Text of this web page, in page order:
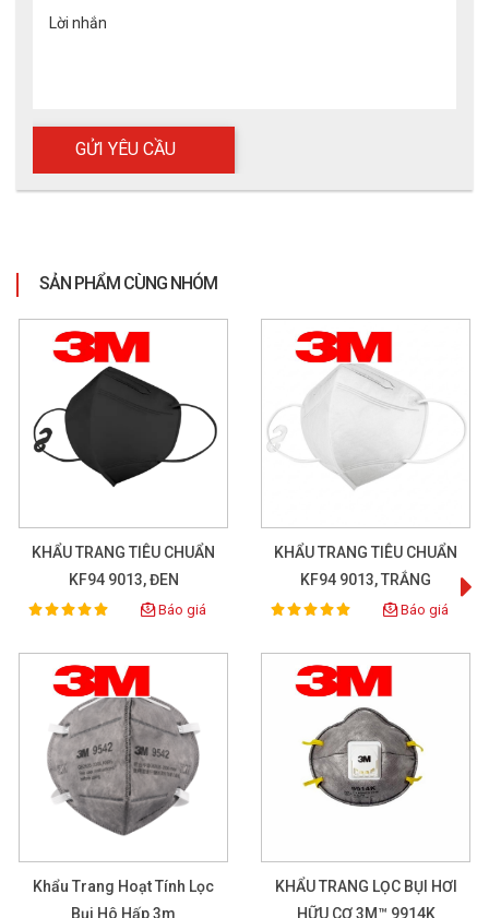
Lời nhắn
SẢN PHẨM CÙNG NHÓM
KHẨU TRANG TIÊU CHUẨN
KF94 9013, ĐEN
Rating:
100% Báo giá
KHẨU TRANG TIÊU CHUẨN
KF94 9013, TRẮNG
Rating:
100% Báo giá
Khẩu Trang Hoạt Tính Lọc
Bụi Hô Hấp 3m
KHẨU TRANG LỌC BỤI HƠI
HỮU CƠ 3M™ 9914K